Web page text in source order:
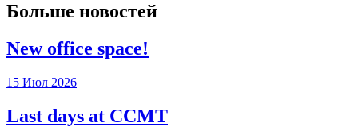
Больше новостей
New office space!
15 Июл 2026
Last days at CCMT